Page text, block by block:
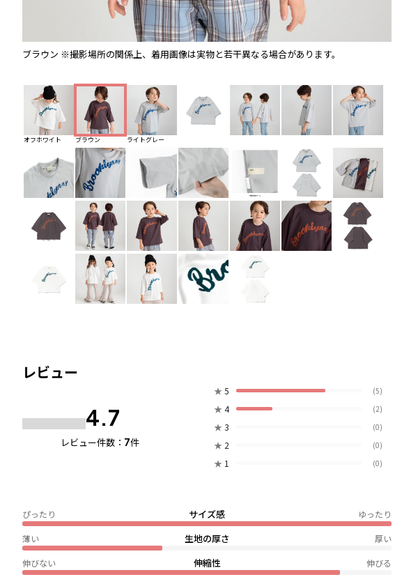
ブラウン ※撮影場所の関係上、着用画像は実物と若干異なる場合があります。
オフホワイト ブラウン ライトグレー
レビュー
4.7
レビュー件数： 7件
★ 5 (5)
★ 4 (2)
★ 3 (0)
★ 2 (0)
★ 1 (0)
サイズ感
ぴったり ゆったり
生地の厚さ
薄い 厚い
伸縮性
伸びない 伸びる